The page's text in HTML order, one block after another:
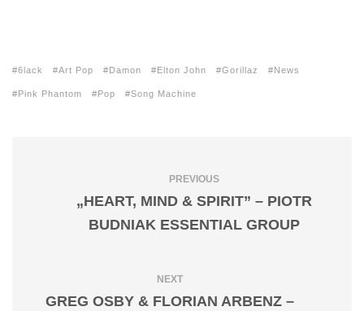
6lack Art Pop Damon Elton John Gorillaz News
Pink Phantom Pop Song Machine
PREVIOUS
„HEART, MIND & SPIRIT” – PIOTR
BUDNIAK ESSENTIAL GROUP
NEXT
GREG OSBY & FLORIAN ARBENZ –